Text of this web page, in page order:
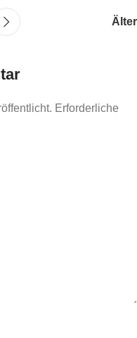
Älter
Erforderliche